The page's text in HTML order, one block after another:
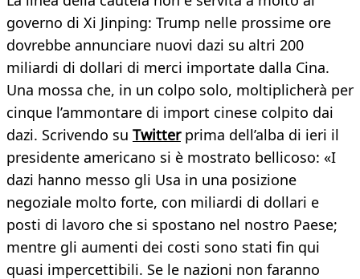
governo di Xi Jinping: Trump nelle prossime ore
dovrebbe annunciare nuovi dazi su altri 200
miliardi di dollari di merci importate dalla Cina.
Una mossa che, in un colpo solo, moltiplicherà per
cinque l’ammontare di import cinese colpito dai
dazi. Scrivendo su Twitterprima dell’alba di ieri il
presidente americano si è mostrato bellicoso: «I
dazi hanno messo gli Usa in una posizione
negoziale molto forte, con miliardi di dollari e
posti di lavoro che si spostano nel nostro Paese;
mentre gli aumenti dei costi sono stati fin qui
quasi impercettibili. Se le nazioni non faranno